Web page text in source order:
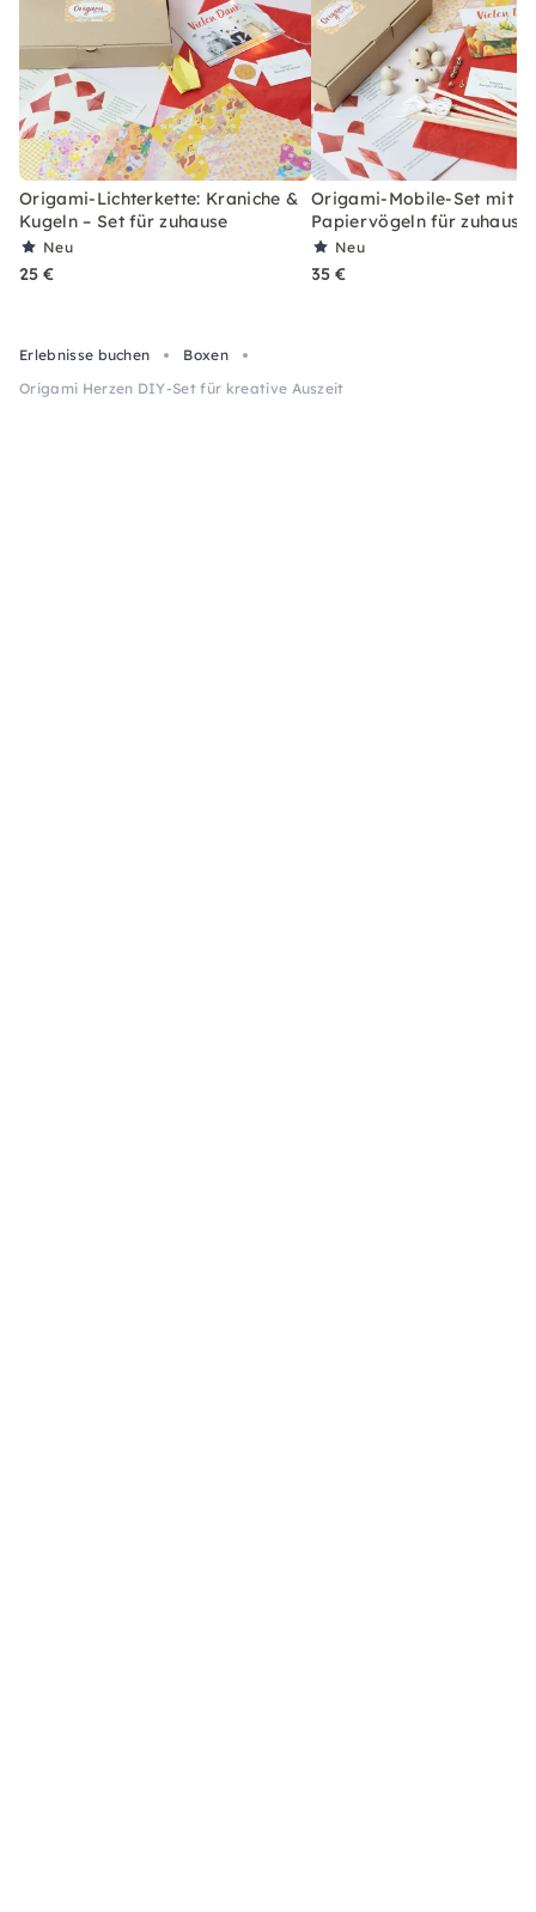
Origami-Lichterkette: Kraniche &
Kugeln – Set für zuhause
Neu
25 €
Origami-Mobile-Set mit 6
Papiervögeln für zuhause
Neu
35 €
Erlebnisse buchen
Boxen
Origami Herzen DIY-Set für kreative Auszeit